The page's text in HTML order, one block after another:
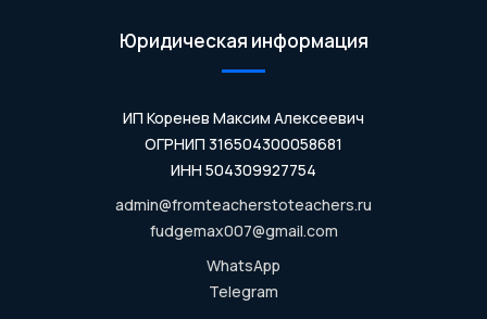
Юридическая информация
ИП Коренев Максим Алексеевич
ОГРНИП 316504300058681
ИНН 504309927754
admin@fromteacherstoteachers.ru
fudgemax007@gmail.com
WhatsApp
Telegram